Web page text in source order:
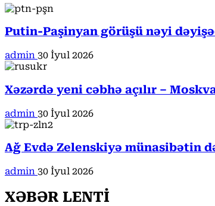
Putin-Paşinyan görüşü nəyi
admin 30 İyul 2026
Xəzərdə yeni cəbhə açılır –
admin 30 İyul 2026
Ağ Evdə Zelenskiyə münasibətin
admin 30 İyul 2026
XƏBƏR LENTİ